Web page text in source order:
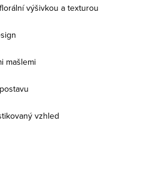
výšivkou a texturou
mašlemi
vzhled